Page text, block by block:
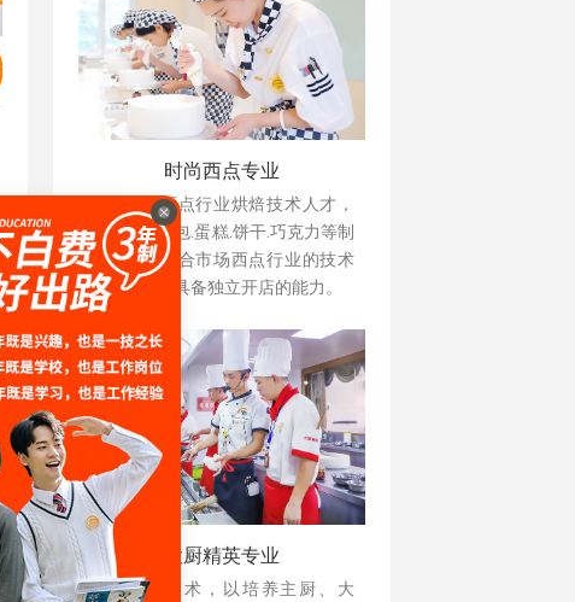
时尚西点专业
培养现代西点行业烘焙技术人才，
掌握各种面包.蛋糕.饼干.巧克力等制
作技术，符合市场西点行业的技术
型人才，并具备独立开店的能力。
大厨精英专业
注重实操技术，以培养主厨、大